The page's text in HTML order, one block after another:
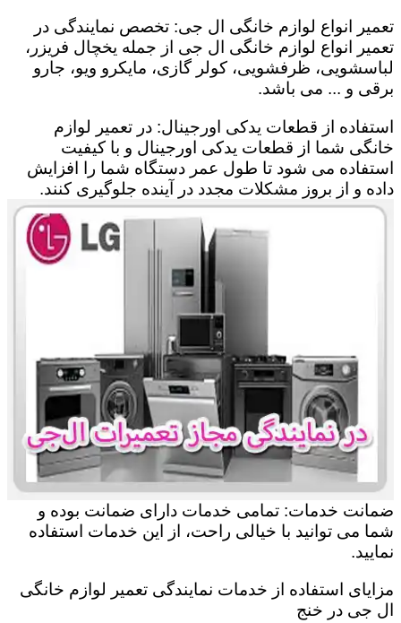
تعمیر انواع لوازم خانگی ال جی: تخصص نمایندگی در
تعمیر انواع لوازم خانگی ال جی از جمله یخچال فریزر،
لباسشویی، ظرفشویی، کولر گازی، مایکرو ویو، جارو
برقی و ... می باشد.
استفاده از قطعات یدکی اورجینال: در تعمیر لوازم
خانگی شما از قطعات یدکی اورجینال و با کیفیت
استفاده می شود تا طول عمر دستگاه شما را افزایش
داده و از بروز مشکلات مجدد در آینده جلوگیری کنند.
ضمانت خدمات: تمامی خدمات دارای ضمانت بوده و
شما می توانید با خیالی راحت، از این خدمات استفاده
نمایید.
مزایای استفاده از خدمات نمایندگی تعمیر لوازم خانگی
ال جی در خنج